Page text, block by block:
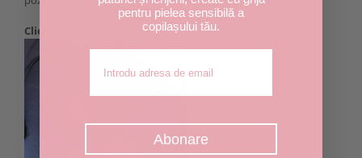
Clientii nostri:
pentru pielea sensibilă a
copilașului tău.
Abonare